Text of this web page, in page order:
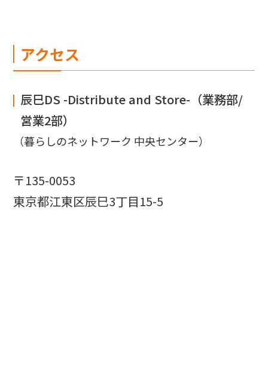
アクセス
辰巳DS -Distribute and Store-（業務部/
営業2部）
（暮らしのネットワーク 中央センター）
〒135-0053
東京都江東区辰巳3丁目15-5